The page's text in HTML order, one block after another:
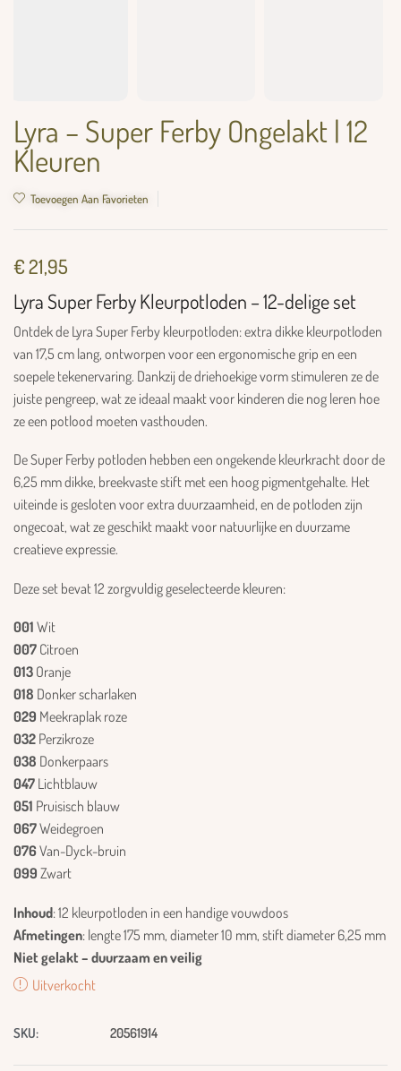
Lyra – Super Ferby Ongelakt | 12
Kleuren
Toevoegen Aan Favorieten
€21,95
Lyra Super Ferby Kleurpotloden – 12-delige set
Ontdek de Lyra Super Ferby kleurpotloden: extra dikke kleurpotloden
van 17,5 cm lang, ontworpen voor een ergonomische grip en een
soepele tekenervaring. Dankzij de driehoekige vorm stimuleren ze de
juiste pengreep, wat ze ideaal maakt voor kinderen die nog leren hoe
ze een potlood moeten vasthouden.
De Super Ferby potloden hebben een ongekende kleurkracht door de
6,25 mm dikke, breekvaste stift met een hoog pigmentgehalte. Het
uiteinde is gesloten voor extra duurzaamheid, en de potloden zijn
ongecoat, wat ze geschikt maakt voor natuurlijke en duurzame
creatieve expressie.
Deze set bevat 12 zorgvuldig geselecteerde kleuren:
001 Wit
007 Citroen
013 Oranje
018 Donker scharlaken
029 Meekraplak roze
032 Perzikroze
038 Donkerpaars
047 Lichtblauw
051 Pruisisch blauw
067Weidegroen
076Van-Dyck-bruin
099 Zwart
Inhoud: 12 kleurpotloden in een handige vouwdoos
Afmetingen: lengte 175 mm, diameter 10 mm, stift diameter 6,25 mm
Niet gelakt – duurzaam en veilig
Uitverkocht
SKU: 20561914